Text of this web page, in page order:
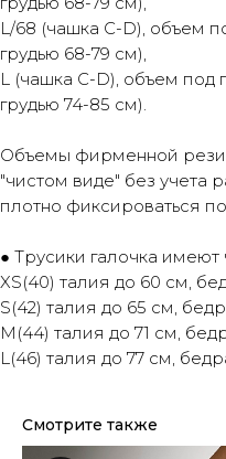
L/68 (чашка C-D), объем
грудью 68-79 см),
L (чашка C-D), объем под
грудью 74-85 см).
Объемы фирменной
"чистом виде" без
плотно фиксироваться
● Трусики галочка
XS(40) талия до 60 см,
S(42) талия до 65 см,
М(44) талия до 71 см,
L(46) талия до 77 см,
Смотрите также